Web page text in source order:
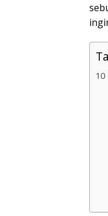
10